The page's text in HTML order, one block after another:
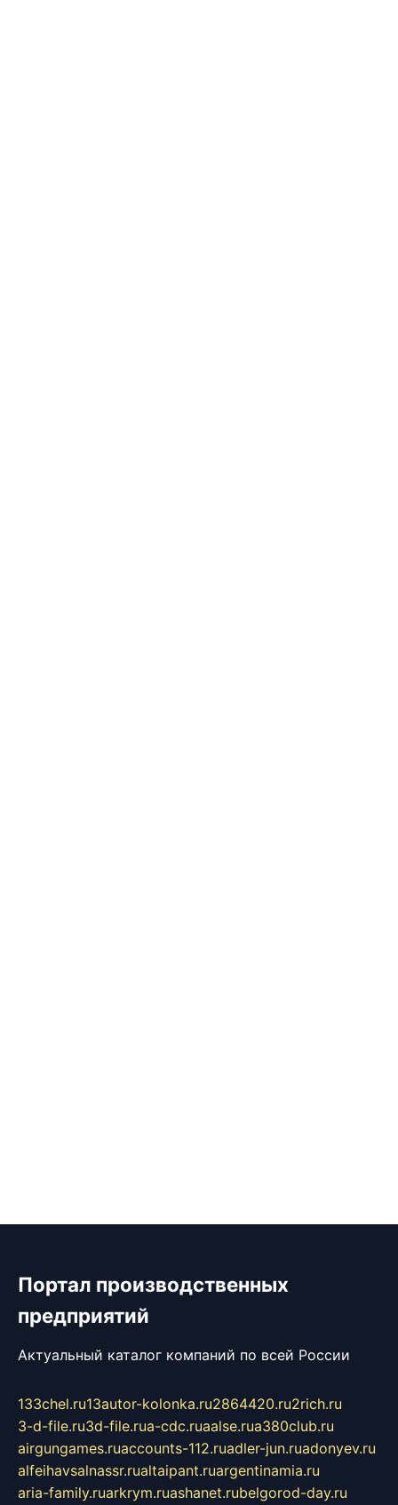
Портал производственных
предприятий
Актуальный каталог компаний по всей России
133chel.ru13autor-kolonka.ru2864420.ru2rich.ru
3-d-file.ru3d-file.rua-cdc.ruaalse.rua380club.ru
airgungames.ruaccounts-112.ruadler-jun.ruadonyev.ru
alfeihavsalnassr.rualtaipant.ruargentinamia.ru
aria-family.ruarkrym.ruashanet.rubelgorod-day.ru